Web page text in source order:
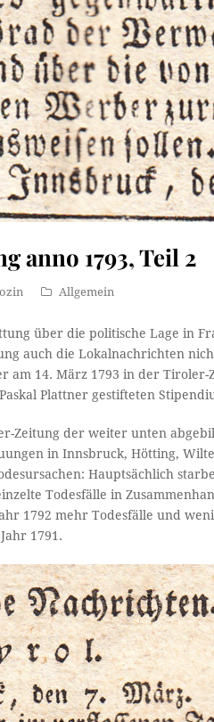
anno 1793, Teil 2
Allgemein
über die politische Lage in
auch die Lokalnachrichten
am 14. März 1793 in der
Plattner gestifteten
Zeitung der weiter unten
in Innsbruck, Hötting,
Hauptsächlich
Todesfälle in
1792 mehr Todesfälle und
1791.